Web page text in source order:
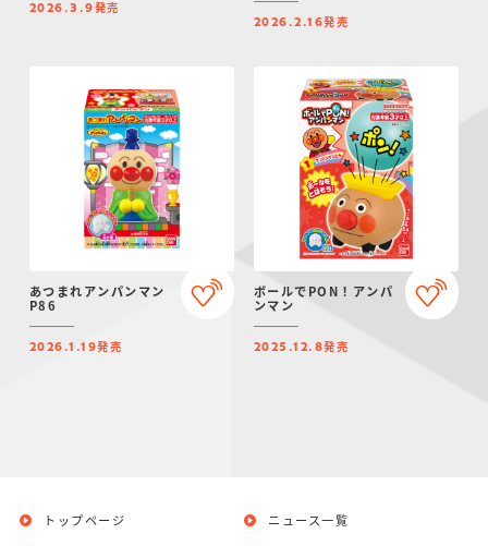
2026.3.9発売
2026.2.16発売
あつまれアンパンマン
P86
2026.1.19発売
ボールでPON！アンパ
ンマン
2025.12.8発売
トップページ ニュース一覧